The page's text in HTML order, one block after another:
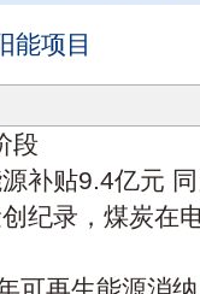
能项目
段
补贴9.4亿元
纪录，煤炭在